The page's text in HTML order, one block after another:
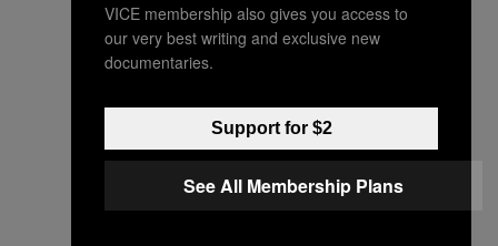
VICE membership also gives you access to
our very best writing and exclusive new
documentaries.
Support for $2
See All Membership Plans